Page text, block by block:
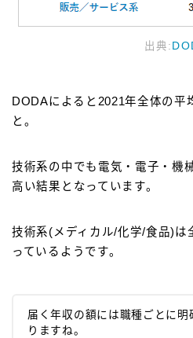
出典:
DODAによると2021年全体の平
と。
技術系の中でも電気・電子・機
高い結果となっています。
技術系(メディカル/化学/食品)は
っているようです。
届く年収の額には職種ごとに明
りますね。